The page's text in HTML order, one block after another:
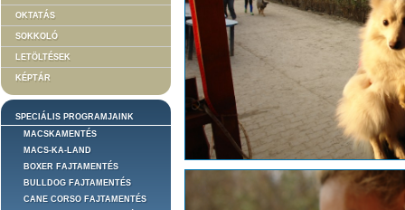
OKTATÁS
SOKKOLÓ
LETÖLTÉSEK
KÉPTÁR
SPECIÁLIS PROGRAMJAINK
MACSKAMENTÉS
MACS-KA-LAND
BOXER FAJTAMENTÉS
BULLDOG FAJTAMENTÉS
CANE CORSO FAJTAMENTÉS